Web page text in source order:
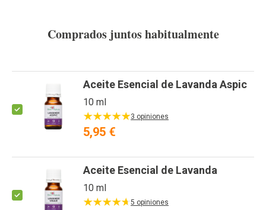
Comprados juntos habitualmente
Aceite Esencial de Lavanda Aspic
10 ml
3 opiniones
5,95 €
Aceite Esencial de Lavanda
10 ml
5 opiniones